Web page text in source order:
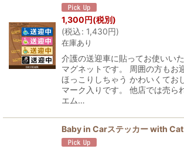
1,300円(税別)
(税込: 1,430円)
在庫あり
介護の送迎車に貼ってお使いい
マグネットです。 周囲の方もお
ほっこりしちゃう かわいくてお
マーク入りです。 他店では売ら
エム…
Baby in Carステッカー with Cat